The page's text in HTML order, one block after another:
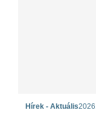
Hírek - Aktuális